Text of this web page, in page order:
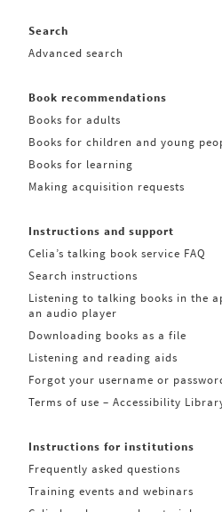
Search
Advanced search
Book recommendations
Books for adults
Books for children and young
Books for learning
Making acquisition requests
Instructions and support
Celia’s talking book service FAQ
Search instructions
Listening to talking books in the
an audio player
Downloading books as a file
Listening and reading aids
Forgot your username or
Terms of use – Accessibility
Instructions for institutions
Frequently asked questions
Training events and webinars